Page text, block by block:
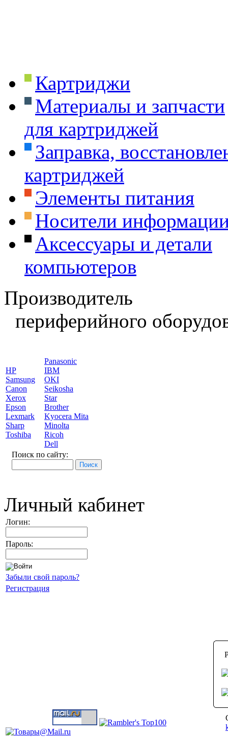
Картриджи
Материалы и запчасти
для картриджей
Заправка,
картриджей
Элементы питания
Носители
Аксессуары и детали
компьютеров
Производитель
периферийного
HP
Samsung
Canon
Xerox
Epson
Lexmark
Sharp
Toshiba
Panasonic
IBM
OKI
Seikosha
Star
Brother
Kyocera Mita
Minolta
Ricoh
Dell
Поиск по сайту:
Личный кабинет
Логин:
Пароль:
Забыли свой пароль?
Регистрация